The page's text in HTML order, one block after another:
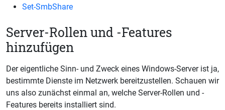
Set-SmbShare
Server-Rollen und -Features
hinzufügen
Der eigentliche Sinn- und Zweck eines Windows-Server ist ja,
bestimmte Dienste im Netzwerk bereitzustellen. Schauen wir
uns also zunächst einmal an, welche Server-Rollen und -
Features bereits installiert sind.